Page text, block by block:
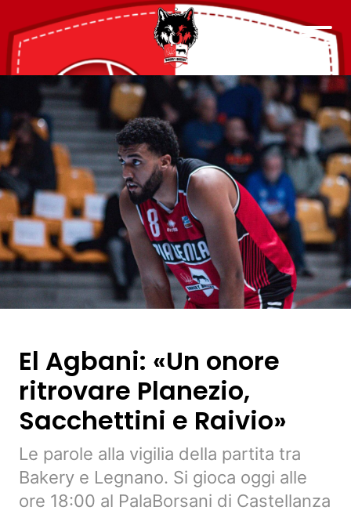
El Agbani: «Un onore
ritrovare Planezio,
Sacchettini e Raivio»
Le parole alla vigilia della partita tra
Bakery e Legnano. Si gioca oggi alle
ore 18:00 al PalaBorsani di Castellanza